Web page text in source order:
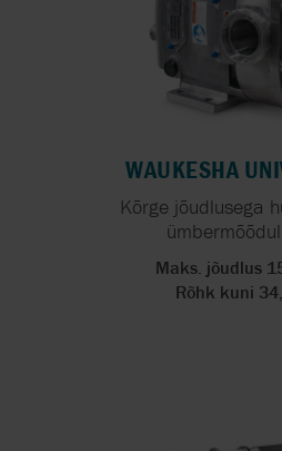
WAUKESHA
Kõrge jõudlusega
Maks. jõudlus
Rõhk kuni